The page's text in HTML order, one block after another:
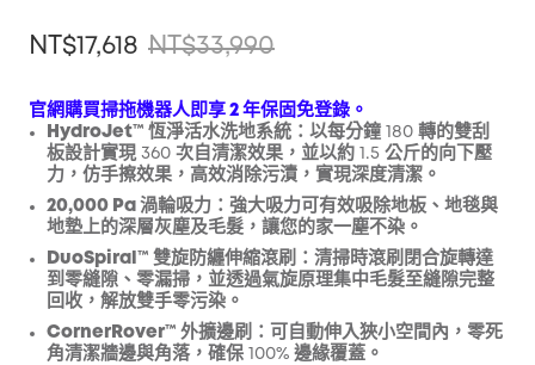
NT$17,618 NT$33,990
折扣
複製
官網購買掃拖機器人即享 2 年保固免登錄。
HydroJet™ 恆淨活水洗地系統 ：以每分鐘 180 轉的雙刮
板設計實現 360 次自清潔效果，並以約 1.5 公斤的向下壓
力，仿手擦效果，高效消除污漬，實現深度清潔。
20,000 Pa 渦輪吸力 ：強大吸力可有效吸除地板、地毯與
地墊上的深層灰塵及毛髮，讓您的家一塵不染。
DuoSpiral™ 雙旋防纏伸縮滾刷
：清掃時滾刷閉合旋轉達
到零縫隙、零漏掃，並透過氣旋原理集中毛髮至縫隙完整
回收，解放雙手零污染。
CornerRover™ 外擴邊刷
：可自動伸入狹小空間內，零死
角清潔牆邊與角落，確保 100% 邊緣覆蓋。